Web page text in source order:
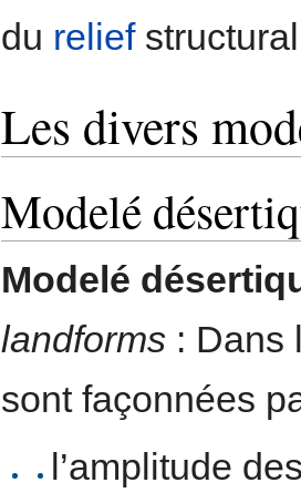
du relief
Les divers
Modelé
Modelé
landforms : Dans
sont façonnées
l’amplitude